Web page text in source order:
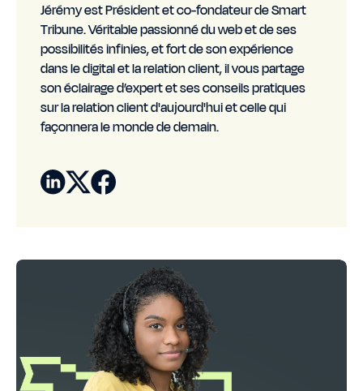
Jérémy est Président et co-fondateur de Smart
Tribune. Véritable passionné du web et de ses
possibilités infinies, et fort de son expérience
dans le digital et la relation client, il vous partage
son éclairage d’expert et ses conseils pratiques
sur la relation client d'aujourd'hui et celle qui
façonnera le monde de demain.